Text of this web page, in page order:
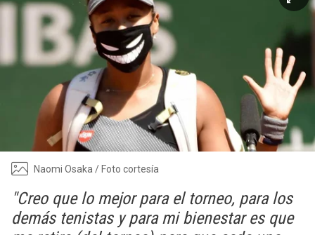
Naomi Osaka / Foto cortesía
"Creo que lo mejor para el torneo, para los
demás tenistas y para mi bienestar es que